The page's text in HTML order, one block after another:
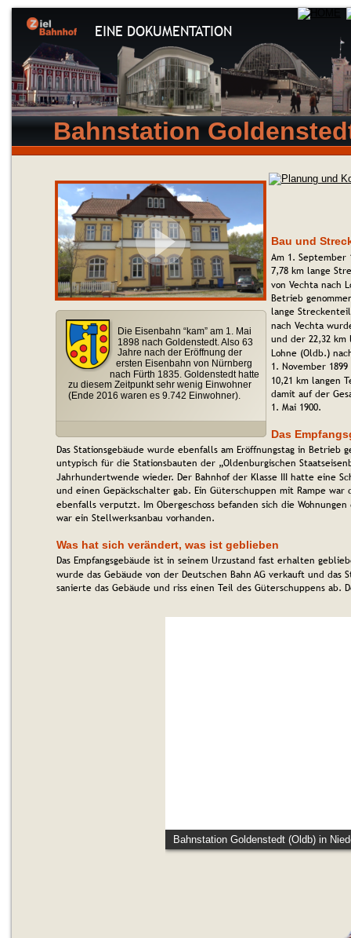
EINE DOKUMENTATION
Bau und
Am 1.
7,78 km lange
von Vechta nach
Betrieb
lange
nach Vechta
und der 22,32
Lohne (Oldb.)
1. November
10,21 km langen
damit auf der
1. Mai 1900.
Das
Das Stationsgebäude wurde ebenfalls am Eröffnungstag in Betrieb
untypisch für die Stationsbauten der „Oldenburgischen
Jahrhundertwende wieder. Der Bahnhof der Klasse III hatte eine
und einen Gepäckschalter gab. Ein Güterschuppen mit Rampe
ebenfalls verputzt. Im Obergeschoss befanden sich die
war ein Stellwerksanbau vorhanden.
Was hat sich verändert, was ist geblieben
Das Empfangsgebäude ist in seinem Urzustand fast erhalten
wurde das Gebäude von der Deutschen Bahn AG verkauft und
sanierte das Gebäude und riss einen Teil des Güterschuppens ab.
Die Eisenbahn “kam” am 1. Mai
1898 nach Goldenstedt. Also 63
Jahre nach der Eröffnung der
ersten Eisenbahn von Nürnberg
nach Fürth 1835. Goldenstedt hatte
zu diesem Zeitpunkt sehr wenig Einwohner
(Ende 2016 waren es 9.742 Einwohner).
Bahnstation
Bahnstation Goldenstedt (Oldb) in